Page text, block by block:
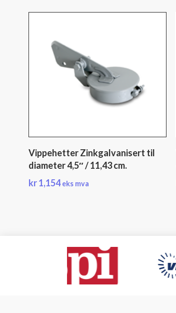
Vippehetter Zinkgalvanisert til
diameter 4,5″ / 11,43 cm.
kr1,154 eks mva